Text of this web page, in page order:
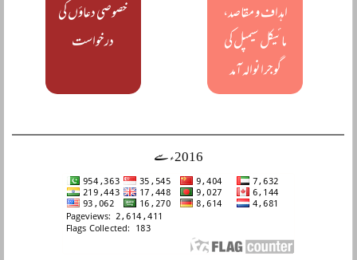
اہداف و مقاصد،
مائیکل سیمپل کی
گوجرانوالہ آمد
خصوصی دعاؤں کی
درخواست
2016ء سے